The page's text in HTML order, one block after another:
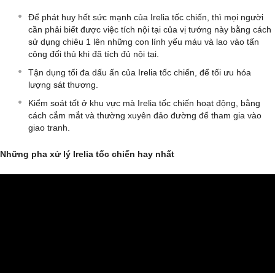
Để phát huy hết sức mạnh của Irelia tốc chiến, thì mọi người
cần phải biết được việc tích nội tại của vị tướng này bằng cách
sử dụng chiêu 1 lên những con lính yếu máu và lao vào tấn
công đối thủ khi đã tích đủ nội tại.
Tận dụng tối đa dấu ấn của Irelia tốc chiến, để tối ưu hóa
lượng sát thương.
Kiểm soát tốt ở khu vực mà Irelia tốc chiến hoạt động, bằng
cách cắm mắt và thường xuyên đảo đường để tham gia vào
giao tranh.
Những pha xử lý Irelia tốc chiến hay nhất